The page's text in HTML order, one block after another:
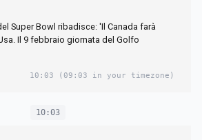
Super Bowl ribadisce: 'Il Canada farà
Il 9 febbraio giornata del Golfo
10:03 (09:03 in your timezone)
10:03